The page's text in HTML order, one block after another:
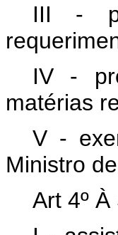
III -
IV -
matérias
V -
Ministro
Art 4º